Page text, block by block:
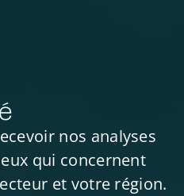
nos analyses
qui concernent
et votre région.